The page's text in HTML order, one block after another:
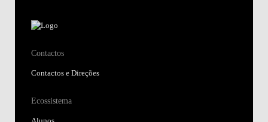
Contactos
Contactos e Direções
Ecossistema